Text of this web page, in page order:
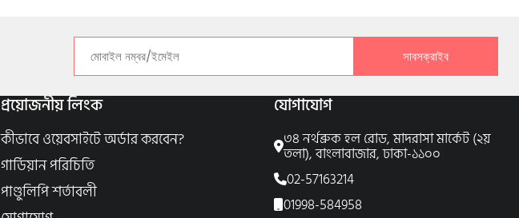
সাবসক্রাইব
প্রয়োজনীয় লিংক
কীভাবে ওয়েবসাইটে অর্ডার করবেন?
গার্ডিয়ান পরিচিতি
পাণ্ডুলিপি শর্তাবলী
যোগাযোগ
৩৪ নর্থব্রুক হল রোড, মাদরাসা মার্কেট (২য়
তলা), বাংলাবাজার, ঢাকা-১১০০
02-57163214
01998-584958